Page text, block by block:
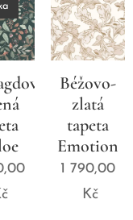
Béžovo-
zlatá
tapeta
Emotion
1 790,00
Kč